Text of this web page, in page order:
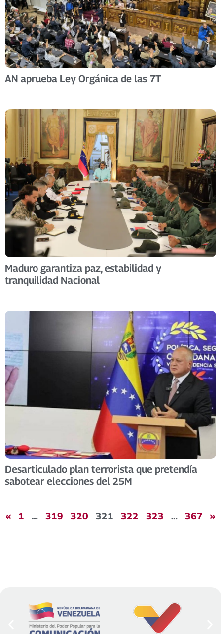
AN aprueba Ley Orgánica de las 7T
Maduro garantiza paz, estabilidad y
tranquilidad Nacional
Desarticulado plan terrorista que pretendía
sabotear elecciones del 25M
« 1 … 319 320 321 322 323 … 367 »